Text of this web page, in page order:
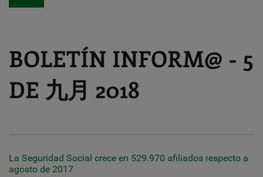
主
BOLETÍN INFORM@ - 5
DE 九月 2018
La Seguridad Social crece en 529.970 afiliados respecto a
agosto de 2017